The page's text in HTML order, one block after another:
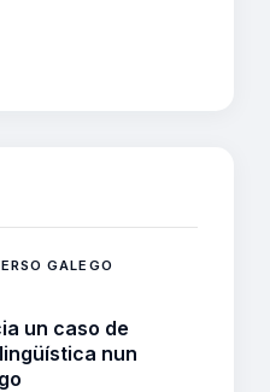
GALEGO
un caso de
nun